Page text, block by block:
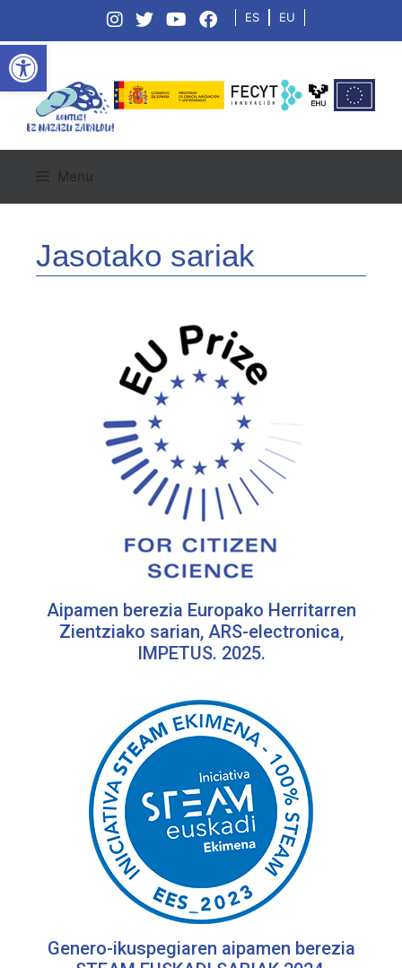
Open toolbar
ES EU
Menu
Jasotako sariak
Aipamen berezia Europako Herritarren
Zientziako sarian, ARS-electronica,
IMPETUS. 2025.
Genero-ikuspegiaren aipamen berezia